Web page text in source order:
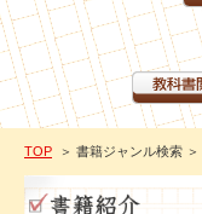
TOP ＞ 書籍ジャンル検索 ＞